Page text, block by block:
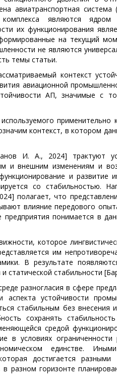
авиатранспортная
являются ядром
их функционирования
на текущий
не являются
темы статьи.
контекст
авиационной
АП, значимые с
применительно
контекст, в котором
И. А., 2024] трактуют
и внешним изменениям и
и развитие
со стабильностью.
полагает, что
влияние передового
понимается в
которое
им
В результате
статической стабильности
разногласия в сфере
устойчивости
стабильным без внесения
сохранять
средой
в условиях ограниченности
единстве.
достигается
разном горизонте